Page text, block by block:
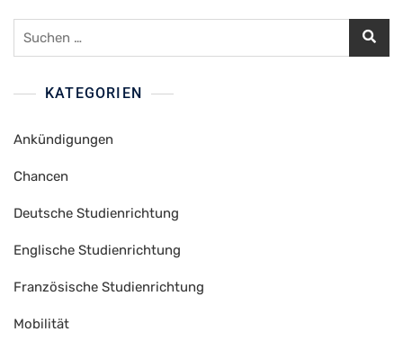
KATEGORIEN
Ankündigungen
Chancen
Deutsche Studienrichtung
Englische Studienrichtung
Französische Studienrichtung
Mobilität